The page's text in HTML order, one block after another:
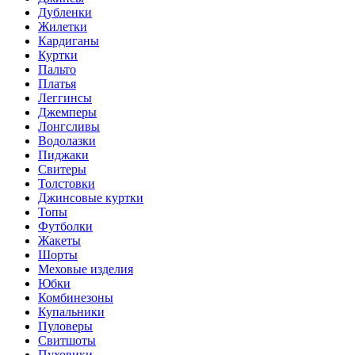
Дубленки
Жилетки
Кардиганы
Куртки
Пальто
Платья
Леггинсы
Джемперы
Лонгсливы
Водолазки
Пиджаки
Свитеры
Толстовки
Джинсовые куртки
Топы
Футболки
Жакеты
Шорты
Меховые изделия
Юбки
Комбинезоны
Купальники
Пуловеры
Свитшоты